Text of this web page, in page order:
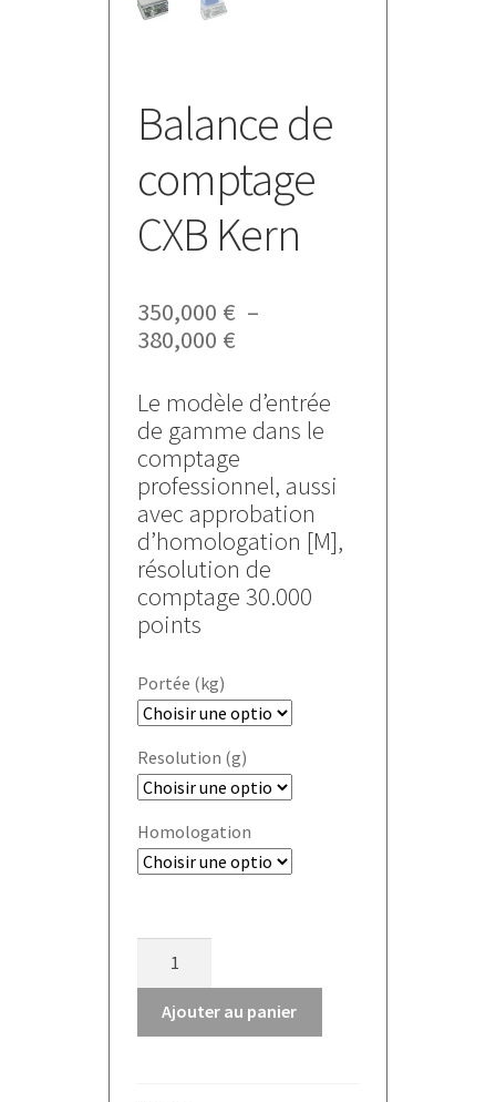
Balance de
comptage
CXB Kern
350,000 € –
380,000 €Plage
prix :
350,000 €
à
380,000 €
Le modèle d’entrée
de gamme dans le
comptage
professionnel, aussi
avec approbation
d’homologation [M],
résolution de
comptage 30.000
points
Portée (kg)
Resolution (g)
Homologation
Balance
de
Ajouter au panier